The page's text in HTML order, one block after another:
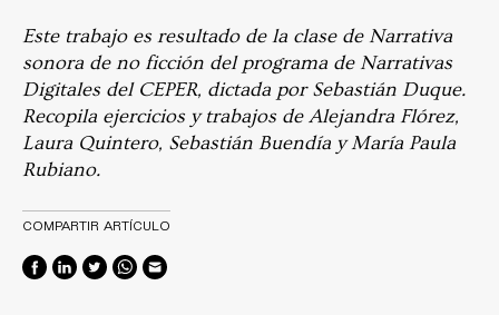
Este trabajo es resultado de la clase de Narrativa
sonora de no ficción del programa de Narrativas
Digitales del CEPER, dictada por Sebastián Duque.
Recopila ejercicios y trabajos de Alejandra Flórez,
Laura Quintero, Sebastián Buendía y María Paula
Rubiano.
COMPARTIR ARTÍCULO